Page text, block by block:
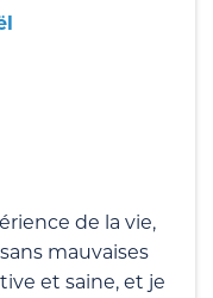
de la vie,
mauvaises
et saine, et je